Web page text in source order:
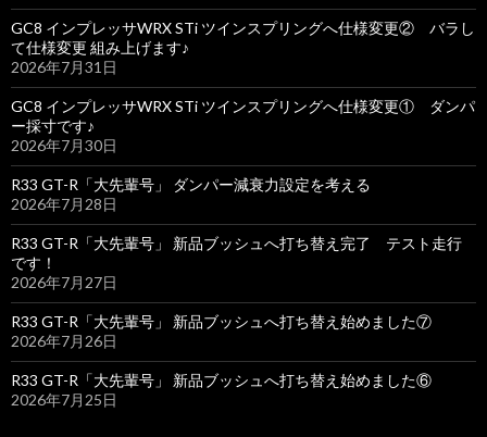
GC8 インプレッサWRX STi ツインスプリングへ仕様変更② バラし
て仕様変更 組み上げます♪
2026年7月31日
GC8 インプレッサWRX STi ツインスプリングへ仕様変更① ダンパ
ー採寸です♪
2026年7月30日
R33 GT-R「大先輩号」 ダンパー減衰力設定を考える
2026年7月28日
R33 GT-R「大先輩号」 新品ブッシュへ打ち替え完了 テスト走行
です！
2026年7月27日
R33 GT-R「大先輩号」 新品ブッシュへ打ち替え始めました⑦
2026年7月26日
R33 GT-R「大先輩号」 新品ブッシュへ打ち替え始めました⑥
2026年7月25日